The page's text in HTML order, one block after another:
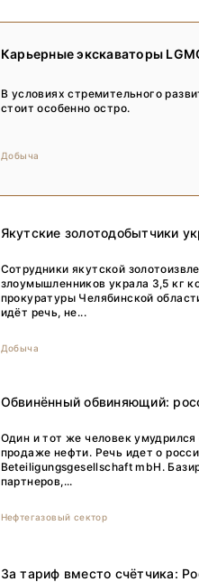
Карьерные экскаваторы
В условиях стремительного
стоит особенно остро.
Добыча
Якутские золотодобытчики
Сотрудники якутской
злоумышленников украла 3,5 кг
прокуратуры Челябинской
идёт речь, не...
Добыча
Обвинённый обвиняющий:
Один и тот же человек
продаже нефти. Речь идет о
Beteiligungsgesellschaft mbH.
партнеров,...
Нефтегазовый сектор
За тариф вместо счётчика: